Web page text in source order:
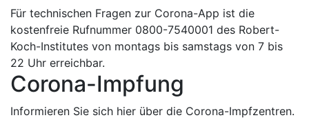
Für technischen Fragen zur Corona-App ist die
kostenfreie Rufnummer 0800-7540001 des Robert-
Koch-Institutes von montags bis samstags von 7 bis
22 Uhr erreichbar.
Corona-Impfung
Informieren Sie sich hier über die Corona-Impfzentren.